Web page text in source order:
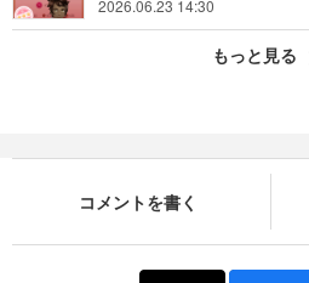
2026.06.23 14:30
もっと見る
コメントを書く